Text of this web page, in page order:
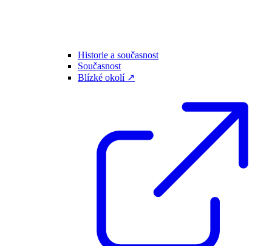
Historie a současnost
Současnost
Blízké okolí ↗